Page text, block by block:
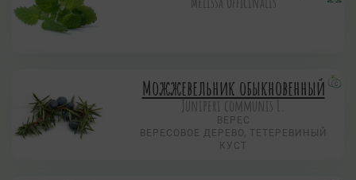
Можжевельник обыкновенный
Juniperi communis L.
ВЕРЕС
ВЕРЕСОВОЕ ДЕРЕВО, ТЕТЕРЕВИНЫЙ
КУСТ